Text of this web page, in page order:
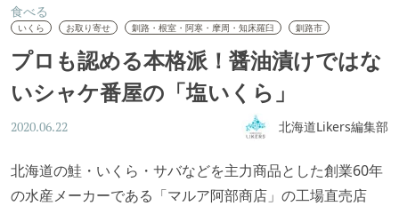
食べる
いくら お取り寄せ 釧路・根室・阿寒・摩周・知床羅臼 釧路市
プロも認める本格派！醤油漬けではな
いシャケ番屋の「塩いくら」
2020.06.22 北海道Likers編集部
北海道の鮭・いくら・サバなどを主力商品とした創業60年
の水産メーカーである「マルア阿部商店」の工場直売店